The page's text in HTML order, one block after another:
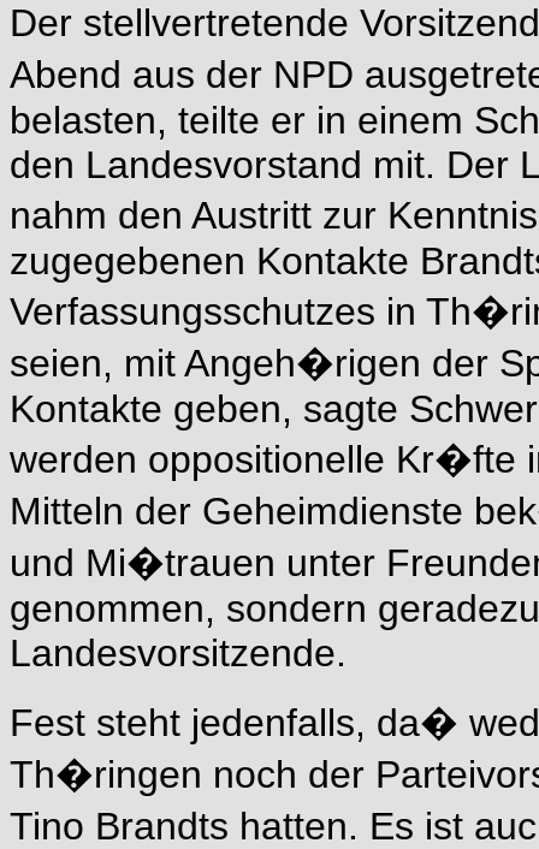
Der stellvertretende
Abend aus der NPD
belasten, teilte er in einem
den Landesvorstand mit. Der
nahm den Austritt zur
zugegebenen Kontakte
Verfassungsschutzes in
seien, mitAngeh�rigen der
Kontakte geben, sagte
werden oppositionelle Kr�fte
Mitteln der Geheimdienste
und Mi�trauen unter
genommen, sondern
Landesvorsitzende.
Fest steht jedenfalls, da�
Th�ringen noch der
Tino Brandts hatten. Es ist